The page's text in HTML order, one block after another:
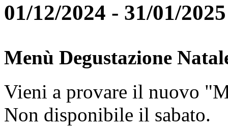
01/12/2024 - 31/01/2025
Menù Degustazione
Vieni a provare il nuovo
Non disponibile il sabato.